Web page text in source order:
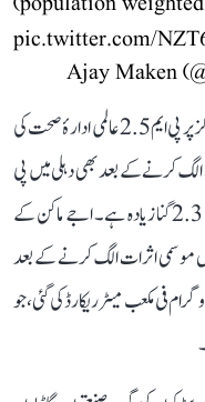
pic.twitter.com/
انہوں نے بتایا کہ 40 میں سے 36 فضائی نگرانی مراکز پر پی ایم 2.5 عالمی ادارۂ صحت کی
الگ کرنے کے بعد بھی دہلی میں پی
ایم 2.5 کی سطح عالمی ادارۂ صحت کی محفوظ حد سے 2.3 گنا زیادہ ہے۔ اجے ماکن کے
موسمی اثرات الگ کرنے کے بعد
اور پی ایم 10 کی سطح 147 مائیکروگرام فی مکعب میٹر ریکارڈ کی گئی، جو